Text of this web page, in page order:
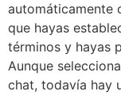
automáticamente
que hayas
términos y hayas
Aunque
chat, todavía hay